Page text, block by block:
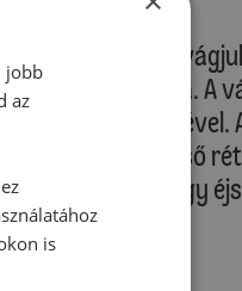
a sütőpapírt, és
egy tányérra. A
meg a narancslével.
rá a felső
hagyjuk állni egy
jobb
az
is